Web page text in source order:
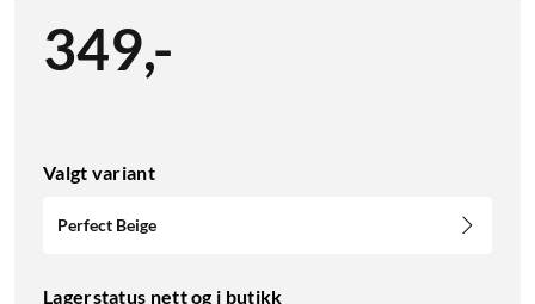
349,-
Valgt variant
Perfect Beige
Lagerstatus nett og i butikk